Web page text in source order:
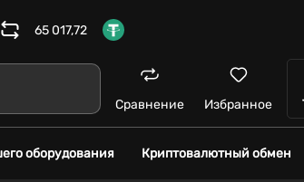
65 017,72
Сравнение Избранное
оборудования Криптовалютный обмен